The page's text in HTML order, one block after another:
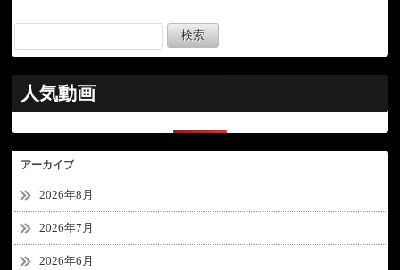
人気動画
アーカイブ
2026年8月
2026年7月
2026年6月